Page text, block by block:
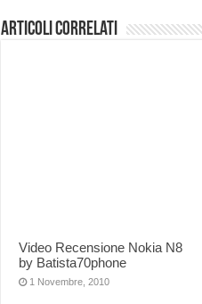
Articoli correlati
Video Recensione Nokia N8
by Batista70phone
1 Novembre, 2010